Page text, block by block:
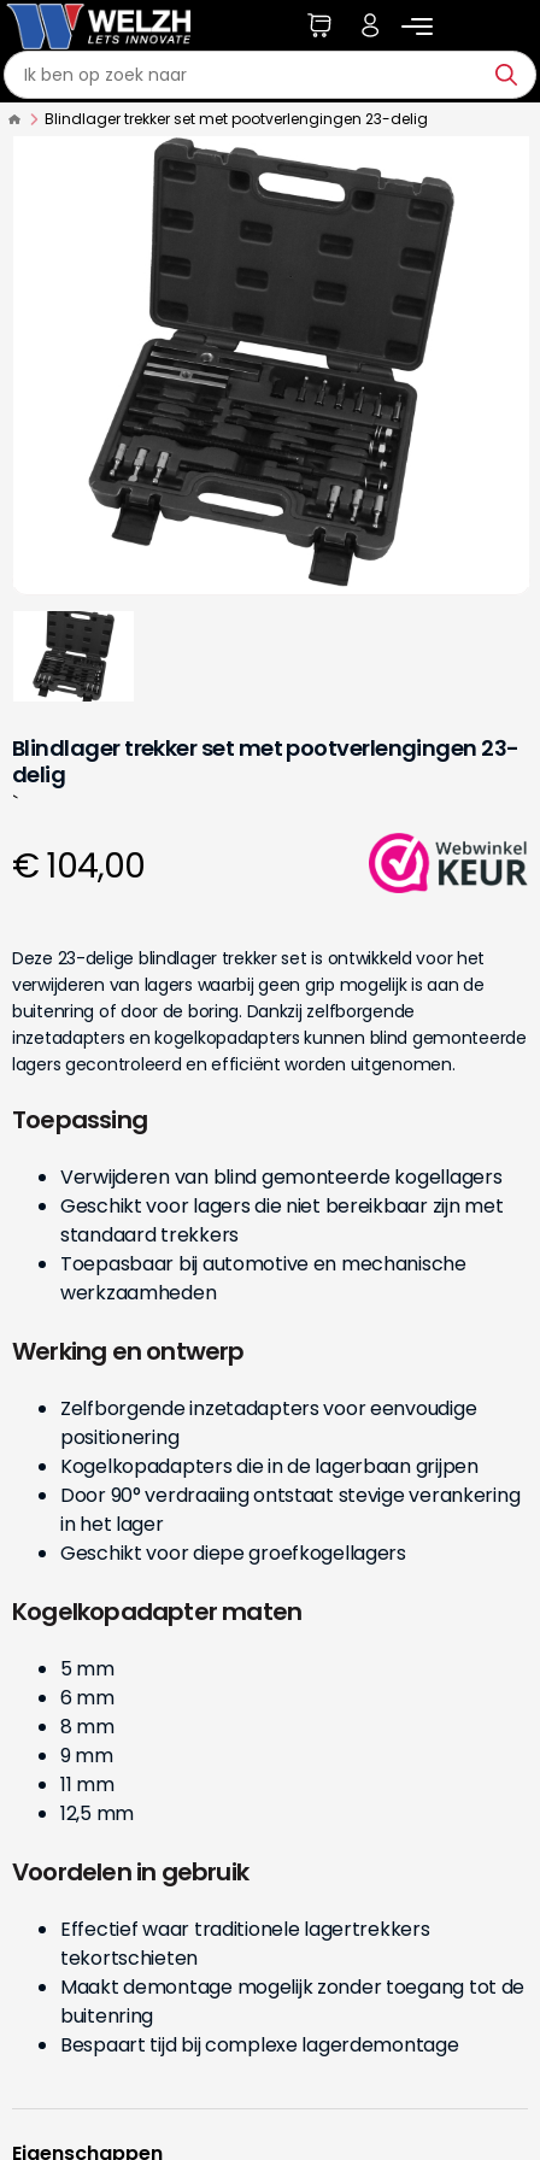
Blindlager trekker set met pootverlengingen 23-delig
Blindlager trekker set met pootverlengingen 23-
delig
`
€ 104,00
Deze 23-delige blindlager trekker set is ontwikkeld voor het
verwijderen van lagers waarbij geen grip mogelijk is aan de
buitenring of door de boring. Dankzij zelfborgende
inzetadapters en kogelkopadapters kunnen blind gemonteerde
lagers gecontroleerd en efficiënt worden uitgenomen.
Toepassing
Verwijderen van blind gemonteerde kogellagers
Geschikt voor lagers die niet bereikbaar zijn met
standaard trekkers
Toepasbaar bij automotive en mechanische
werkzaamheden
Werking en ontwerp
Zelfborgende inzetadapters voor eenvoudige
positionering
Kogelkopadapters die in de lagerbaan grijpen
Door 90° verdraaiing ontstaat stevige verankering
in het lager
Geschikt voor diepe groefkogellagers
Kogelkopadapter maten
5 mm
6 mm
8 mm
9 mm
11 mm
12,5 mm
Voordelen in gebruik
Effectief waar traditionele lagertrekkers
tekortschieten
Maakt demontage mogelijk zonder toegang tot de
buitenring
Bespaart tijd bij complexe lagerdemontage
Eigenschappen